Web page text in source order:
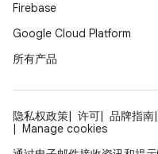
Firebase
Google Cloud Platform
所有产品
隐私权政策 许可 品牌指南
Manage cookies